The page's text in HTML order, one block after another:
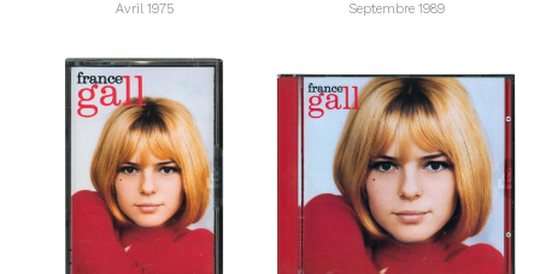
Avril 1975 Septembre 1989